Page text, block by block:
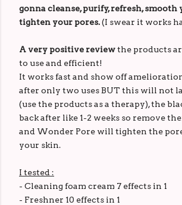
gonna cleanse, purify, refresh, smooth
tighten your pores.(I swear it works
A very positive reviewthe products
to use and efficient!
It works fast and show off
after only two uses BUT this will not
(use the products as a therapy), the
back after like 1-2 weeks so remove
and Wonder Pore will tighten the
your skin.
I tested :
- Cleaning foam cream 7 effects in 1
- Freshner 10 effects in 1